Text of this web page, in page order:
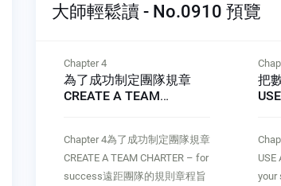
大師輕鬆讀 - No.0910 預覽
Chapter 4
為了成功制定團隊規章
CREATE A TEAM
Chapter 4為了成功制定團隊規章
CREATE A TEAM CHARTER – for
success遠距團隊的規則章程旨
把
USE
your